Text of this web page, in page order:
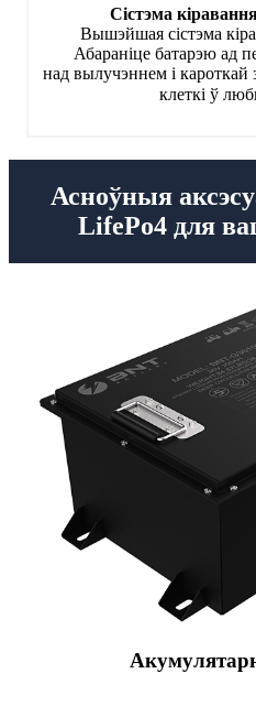
Сістэма
Вышэйшая сістэма
Абараніце батарэю ад
над вылучэннем і
клеткі ў
Асноўныя
LifePo4 для